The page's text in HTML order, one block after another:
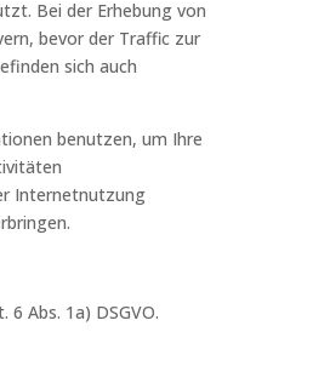
Bei der Erhebung von
bevor der Traffic zur
sich auch
benutzen, um Ihre
Internetnutzung
Abs. 1a) DSGVO.